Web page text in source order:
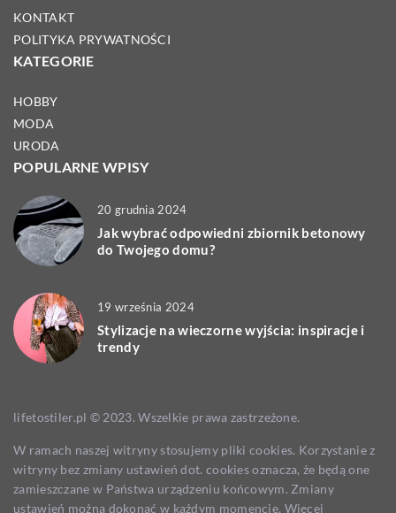
KONTAKT
POLITYKA PRYWATNOŚCI
KATEGORIE
HOBBY
MODA
URODA
POPULARNE WPISY
20 grudnia 2024
Jak wybrać odpowiedni zbiornik betonowy
do Twojego domu?
19 września 2024
Stylizacje na wieczorne wyjścia: inspiracje i
trendy
lifetostiler.pl © 2023. Wszelkie prawa zastrzeżone.
W ramach naszej witryny stosujemy pliki cookies. Korzystanie z
witryny bez zmiany ustawień dot. cookies oznacza, że będą one
zamieszczane w Państwa urządzeniu końcowym. Zmiany
ustawień można dokonać w każdym momencie. Więcej